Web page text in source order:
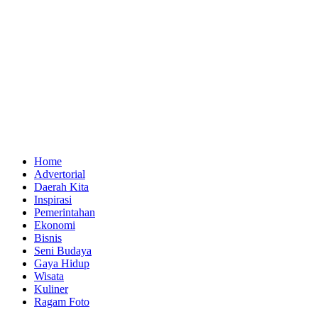
Home
Advertorial
Daerah Kita
Inspirasi
Pemerintahan
Ekonomi
Bisnis
Seni Budaya
Gaya Hidup
Wisata
Kuliner
Ragam Foto